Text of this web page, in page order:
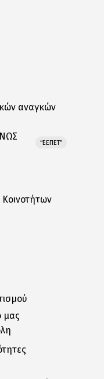
αναγκών
“ΕΕΠΕΤ”
Κοινοτήτων
μας